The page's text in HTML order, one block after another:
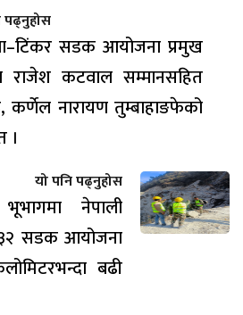
पढ्नुहोस
सडक आयोजना प्रमुख
राजेश कटवाल सम्मानसहित
कर्णेल नारायण तुम्बाहाङफेको
।
यो पनि पढ्नुहोस
नेपाली
सडक आयोजना
बढी